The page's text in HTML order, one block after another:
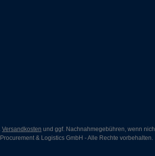
Versandkosten und ggf. Nachnahmegebühren, wenn
& Logistics GmbH - Alle Rechte vorbehalten.